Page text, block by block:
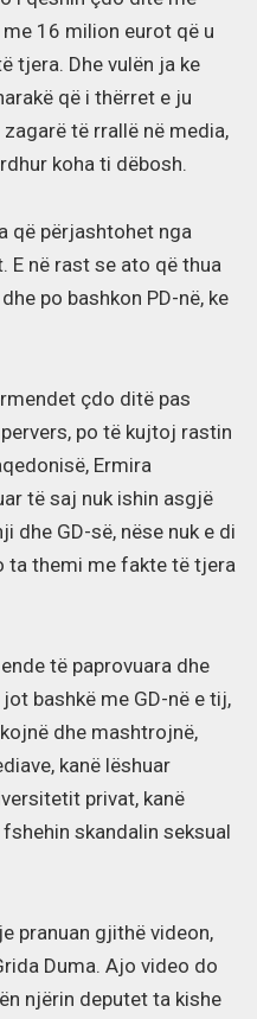
me 16 milion eurot që u
tjera. Dhe vulën ja ke
që i thërret e ju
të rrallë në media,
koha ti dëbosh.
që përjashtohet nga
E në rast se ato që thua
po bashkon PD-në, ke
çdo ditë pas
po të kujtoj rastin
Ermira
të saj nuk ishin asgjë
dhe GD-së, nëse nuk e di
ta themi me fakte të tjera
të paprovuara dhe
bashkë me GD-në e tij,
dhe mashtrojnë,
kanë lëshuar
privat, kanë
skandalin seksual
pranuan gjithë videon,
Duma. Ajo video do
njërin deputet ta kishe